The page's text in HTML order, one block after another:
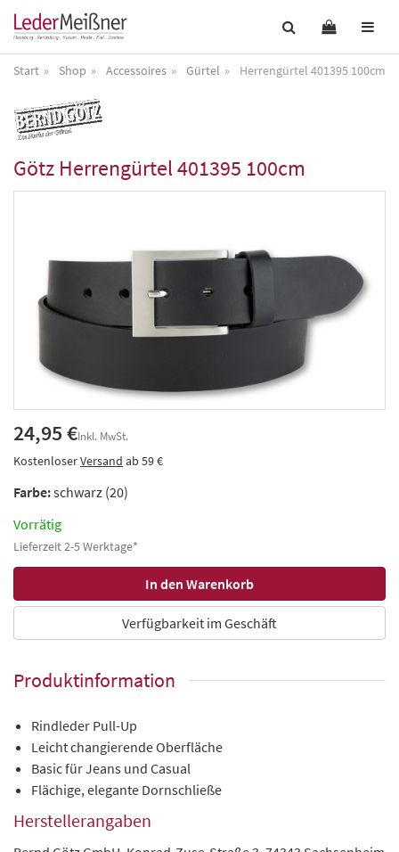
Start Shop Accessoires Gürtel Herrengürtel 401395 100cm
Götz Herrengürtel 401395 100cm
24,95 €Inkl. MwSt.
KostenloserVersand ab 59 €
Farbe:schwarz (20)
Vorrätig
Lieferzeit 2-5 Werktage*
Verfügbarkeit im Geschäft
Produktinformation
Rindleder Pull-Up
Leicht changierende Oberfläche
Basic für Jeans und Casual
Flächige, elegante Dornschließe
Herstellerangaben